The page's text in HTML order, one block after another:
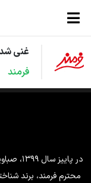
خدمات
تبلیغ در آپارات
تبلیغات ویدئویی
راهکارهای خلاق
ویدئوها
بیشتر با ما
غنی
فرمند
در
محترم فرمند، برند